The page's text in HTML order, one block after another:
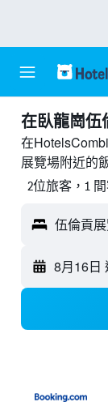
在臥龍崗伍
在
展覽場附近的
2位旅客，1
伍倫貢
8月16日